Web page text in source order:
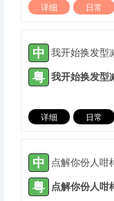
详细
日常
中
粤
详细
日常
中 点解你份人咁
粤 点解你份人咁